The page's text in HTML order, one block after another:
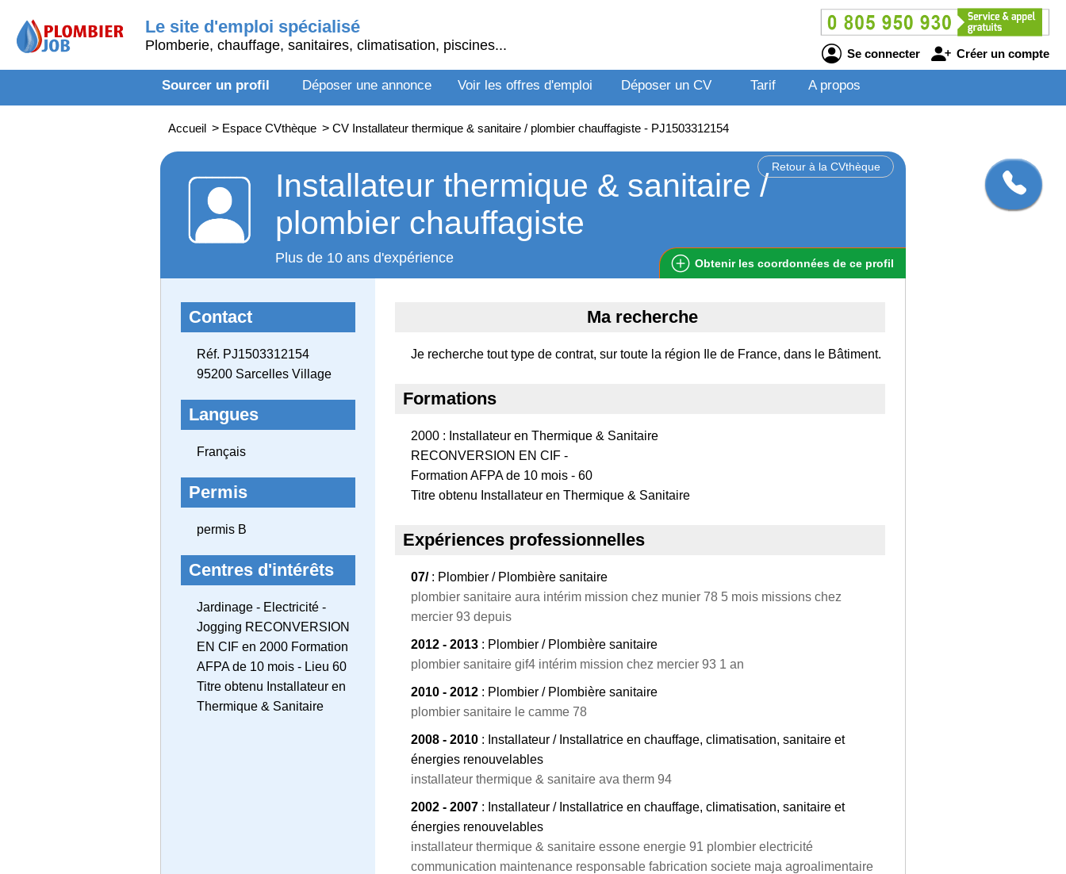
Le site d'emploi spécialisé
Plomberie, chauffage, sanitaires, climatisation, piscines...
Se connecter Créer un compte
Sourcer un profil Déposer une annonce Voir les offres d'emploi Déposer un CV Tarif A propos
Accueil > Espace CVthèque > CV Installateur thermique & sanitaire / plombier chauffagiste - PJ1503312154
Retour à la CVthèque
Installateur thermique & sanitaire /
plombier chauffagiste
Plus de 10 ans d'expérience Obtenir les coordonnées de ce profil
Contact
Réf. PJ1503312154
95200 Sarcelles Village
Langues
Français
Permis
permis B
Centres d'intérêts
Jardinage - Electricité -
Jogging RECONVERSION
EN CIF en 2000 Formation
AFPA de 10 mois - Lieu 60
Titre obtenu Installateur en
Thermique & Sanitaire
Ma recherche
Je recherche tout type de contrat, sur toute la région Ile de France, dans le Bâtiment.
Formations
2000 : Installateur en Thermique & Sanitaire
RECONVERSION EN CIF -
Formation AFPA de 10 mois - 60
Titre obtenu Installateur en Thermique & Sanitaire
Expériences professionnelles
07/: Plombier / Plombière sanitaire
plombier sanitaire aura intérim mission chez munier 78 5 mois missions chez
mercier 93 depuis
2012 - 2013 : Plombier / Plombière sanitaire
plombier sanitaire gif4 intérim mission chez mercier 93 1 an
2010 - 2012 : Plombier / Plombière sanitaire
plombier sanitaire le camme 78
2008 - 2010 : Installateur / Installatrice en chauffage, climatisation, sanitaire et
énergies renouvelables
installateur thermique & sanitaire ava therm 94
2002 - 2007 : Installateur / Installatrice en chauffage, climatisation, sanitaire et
énergies renouvelables
installateur thermique & sanitaire essone energie 91 plombier electricité
communication maintenance responsable fabrication societe maja agroalimentaire